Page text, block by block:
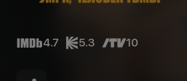
4.7 5.3 10